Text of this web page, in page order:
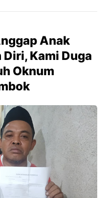
Anak
Kami Duga
Oknum